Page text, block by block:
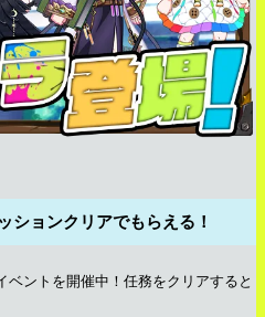
ションクリアでもらえる！
ントを開催中！任務をクリアすると